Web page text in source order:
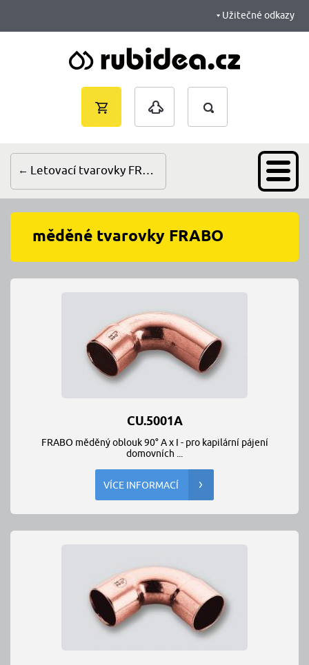
košík je
Vyhledávání
měděné tvarovky FRABO
CU.5001A
FRABO měděný oblouk 90° A x I - pro kapilární pájení
domovních ...
VÍCE INFORMACÍ
Letovací tvarovky FRABO
Užitečné odkazy